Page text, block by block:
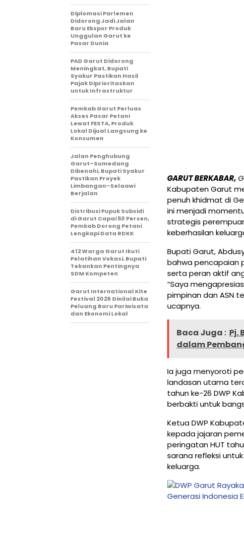
GARUT BERKABAR,
Kabupaten Garut
penuh khidmat di
ini menjadi
strategis
keberhasilan
Bupati Garut,
bahwa pencapaian
serta peran aktif
“Saya
pimpinan dan ASN
ucapnya.
Baca Juga : Pj.
dalam
Ia juga menyoroti
landasan utama
tahun ke-26 DWP
berbakti untuk
Ketua DWP
kepada jajaran
peringatan HUT
sarana refleksi
keluarga.
Diplomasi Parlemen
Didorong Jadi Jalan
Baru Ekspor Produk
Unggulan Garut ke
Pasar Dunia
PAD Garut Didorong
Meningkat, Bupati
Syakur Pastikan Hasil
Pajak Diprioritaskan
untuk Infrastruktur
Pemkab Garut Perluas
Akses Pasar Petani
Lewat FESTA, Produk
Lokal Dijual Langsung ke
Konsumen
Jalan Penghubung
Garut–Sumedang
Dibenahi, Bupati Syakur
Pastikan Proyek
Limbangan–Selaawi
Berjalan
Distribusi Pupuk Subsidi
di Garut Capai 50 Persen,
Pemkab Dorong Petani
Lengkapi Data RDKK
412 Warga Garut Ikuti
Pelatihan Vokasi, Bupati
Tekankan Pentingnya
SDM Kompeten
Garut International Kite
Festival 2026 Dinilai Buka
Peluang Baru Pariwisata
dan Ekonomi Lokal